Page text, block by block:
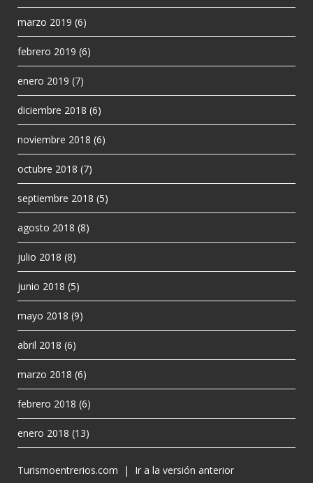
marzo 2019 (6)
febrero 2019 (6)
enero 2019 (7)
diciembre 2018 (6)
noviembre 2018 (6)
octubre 2018 (7)
septiembre 2018 (5)
agosto 2018 (8)
julio 2018 (8)
junio 2018 (5)
mayo 2018 (9)
abril 2018 (6)
marzo 2018 (6)
febrero 2018 (6)
enero 2018 (13)
Turismoentrerios.com | Ir a la versión anterior